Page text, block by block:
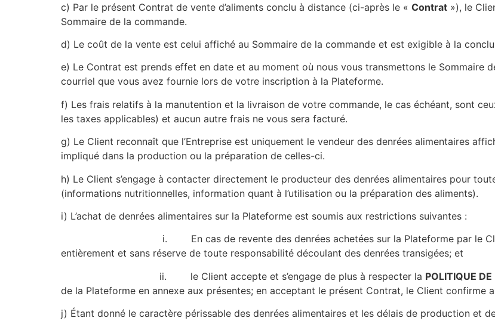
c) Par le présent Contrat de vente d’aliments conclu à distance (ci-après le « Contrat »), le
Sommaire de la commande.
d) Le coût de la vente est celui affiché au Sommaire de la commande et est exigible à la
e) Le Contrat est prends effet en date et au moment où nous vous transmettons le Sommaire
courriel que vous avez fournie lors de votre inscription à la Plateforme.
f) Les frais relatifs à la manutention et la livraison de votre commande, le cas échéant, sont
les taxes applicables) et aucun autre frais ne vous sera facturé.
g) Le Client reconnaît que l’Entreprise est uniquement le vendeur des denrées alimentaires
impliqué dans la production ou la préparation de celles-ci.
h) Le Client s’engage à contacter directement le producteur des denrées alimentaires pour
(informations nutritionnelles, information quant à l’utilisation ou la préparation des aliments).
i) L’achat de denrées alimentaires sur la Plateforme est soumis aux restrictions suivantes :
i. En cas de revente des denrées achetées sur la Plateforme par le
entièrement et sans réserve de toute responsabilité découlant des denrées transigées; et
ii. le Client accepte et s’engage de plus à respecter la POLITIQUE
de la Plateforme en annexe aux présentes; en acceptant le présent Contrat, le Client confirme
j) Étant donné le caractère périssable des denrées alimentaires et les délais de production et